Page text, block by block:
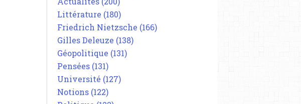
Littérature (180)
Friedrich Nietzsche (166)
Gilles Deleuze (138)
Géopolitique (131)
Pensées (131)
Université (127)
Notions (122)